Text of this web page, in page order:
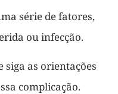
série de fatores,
ou infecção.
siga as orientações
complicação.